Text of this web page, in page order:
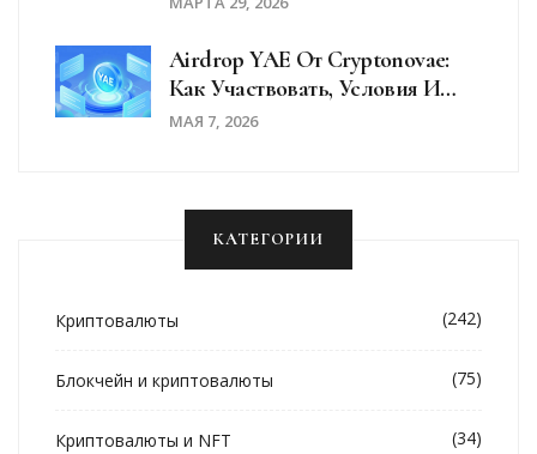
Airdrop YAE От Cryptonovae:
Как Участвовать, Условия И
Риски В 2026 Году
МАЯ 7, 2026
КАТЕГОРИИ
Криптовалюты (242)
Блокчейн и криптовалюты (75)
Криптовалюты и NFT (34)